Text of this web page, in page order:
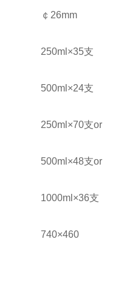
￠26mm
250ml×35支
500ml×24支
250ml×70支or
500ml×48支or
1000ml×36支
740×460